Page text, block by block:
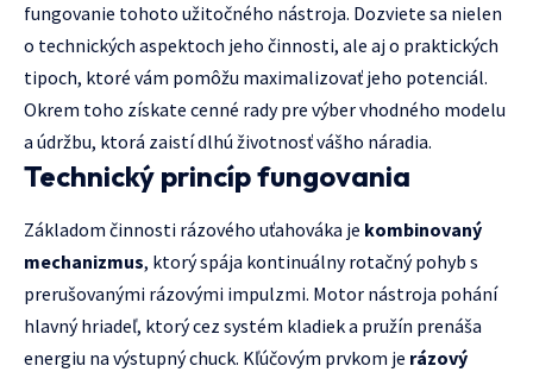
fungovanie tohoto užitočného nástroja. Dozviete sa nielen
o technických aspektoch jeho činnosti, ale aj o praktických
tipoch, ktoré vám pomôžu maximalizovať jeho potenciál.
Okrem toho získate cenné rady pre výber vhodného modelu
a údržbu, ktorá zaistí dlhú životnosť vášho náradia.
Technický princíp fungovania
Základom činnosti rázového uťahováka je kombinovaný
mechanizmus, ktorý spája kontinuálny rotačný pohyb s
prerušovanými rázovými impulzmi. Motor nástroja pohání
hlavný hriadeľ, ktorý cez systém kladiek a pružín prenáša
energiu na výstupný chuck. Kľúčovým prvkom je rázový